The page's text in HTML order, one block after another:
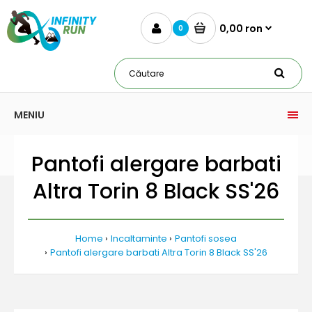
0 0,00 ron
MENIU
Pantofi alergare barbati
Altra Torin 8 Black SS'26
Home Incaltaminte
Pantofi sosea
Pantofi alergare barbati Altra Torin 8 Black SS'26